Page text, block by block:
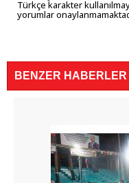
Türkçe karakter
yorumlar
BENZER HABERLER